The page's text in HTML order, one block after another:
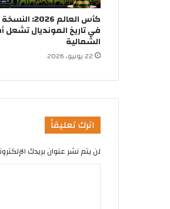
كأس العالم 2026:
في تاريخ المونديال تشعل
الشمالية
22 يونيو، 2026
اترك تعليقاً
لن يتم نشر عنوان بريدك